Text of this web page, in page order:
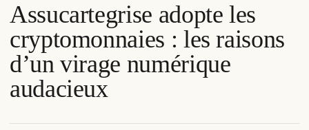
Assucartegrise adopte les
cryptomonnaies : les raisons
d’un virage numérique
audacieux